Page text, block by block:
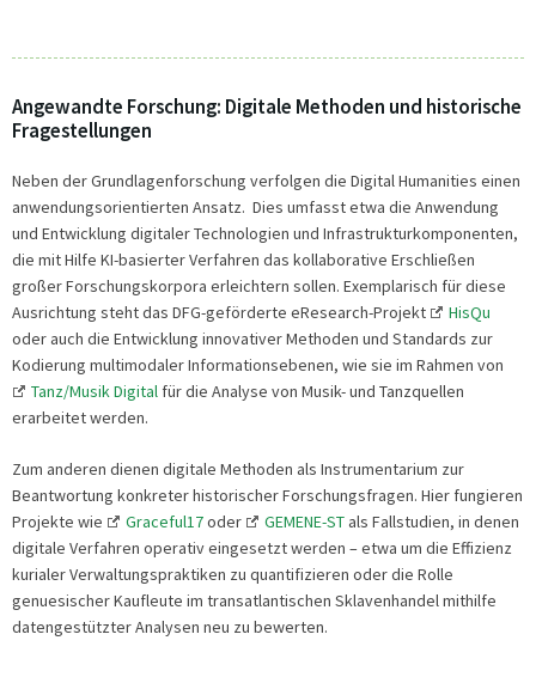
Angewandte Forschung: Digitale Methoden und historische
Fragestellungen
Neben der Grundlagenforschung verfolgen die Digital Humanities einen
anwendungsorientierten Ansatz. Dies umfasst etwa die Anwendung
und Entwicklung digitaler Technologien und Infrastrukturkomponenten,
die mit Hilfe KI-basierter Verfahren das kollaborative Erschließen
großer Forschungskorpora erleichtern sollen. Exemplarisch für diese
Ausrichtung steht das DFG-geförderte eResearch-Projekt
HisQu
oder auch die Entwicklung innovativer Methoden und Standards zur
Kodierung multimodaler Informationsebenen, wie sie im Rahmen von
Tanz/Musik Digital für die Analyse von Musik- und Tanzquellen
erarbeitet werden.
Zum anderen dienen digitale Methoden als Instrumentarium zur
Beantwortung konkreter historischer Forschungsfragen. Hier fungieren
Projekte wie
Graceful17oder GEMENE-ST als Fallstudien, in denen
digitale Verfahren operativ eingesetzt werden – etwa um die Effizienz
kurialer Verwaltungspraktiken zu quantifizieren oder die Rolle
genuesischer Kaufleute im transatlantischen Sklavenhandel mithilfe
datengestützter Analysen neu zu bewerten.